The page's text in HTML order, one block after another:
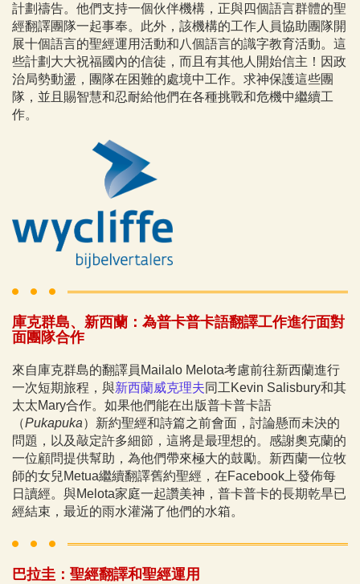
計劃禱告。他們支持一個伙伴機構，正與四個語言群體的聖
經翻譯團隊一起事奉。此外，該機構的工作人員協助團隊開
展十個語言的聖經運用活動和八個語言的識字教育活動。這
些計劃大大祝福國內的信徒，而且有其他人開始信主！因政
治局勢動盪，團隊在困難的處境中工作。求神保護這些團
隊，並且賜智慧和忍耐給他們在各種挑戰和危機中繼續工
作。
庫克群島、新西蘭：為普卡普卡語翻譯工作進行面對
面團隊合作
來自庫克群島的翻譯員Mailalo Melota考慮前往新西蘭進行
一次短期旅程，與新西蘭威克理夫同工Kevin Salisbury和其
太太Mary合作。如果他們能在出版普卡普卡語
（Pukapuka）新約聖經和詩篇之前會面，討論懸而未決的
問題，以及敲定許多細節，這將是最理想的。感謝奧克蘭的
一位顧問提供幫助，為他們帶來極大的鼓勵。新西蘭一位牧
師的女兒Metua繼續翻譯舊約聖經，在Facebook上發佈每
日讀經。與Melota家庭一起讚美神，普卡普卡的長期乾旱已
經結束，最近的雨水灌滿了他們的水箱。
巴拉圭：聖經翻譯和聖經運用